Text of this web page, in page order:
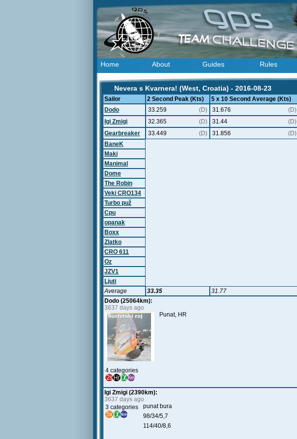
Home About Guides Rules
Nevera s Kvarnera! (West, Croatia) - 2016-08-23
Sailor 2 Second Peak (Kts) 5 x 10 Second Average (Kts)
Dodo
33.259 (D) 31.676 (D)
Igi Zmigi
32.365 (D) 31.44 (D)
Gearbreaker
33.449 (D) 31.856 (D)
BaneK
Maki
Manimal
Dome
The Robin
Veki CRO134
Turbo puž
Cpu
opanak
Boxx
Zlatko
CRO 611
Oz
JZV1
Ljuti
Average
33.35 31.77
Dodo (25064km):
3637 days ago
4 categories
Punat, HR
Igi Zmigi (2390km):
3637 days ago
3 categories
punat bura
98/34/5,7
114/40/8,6